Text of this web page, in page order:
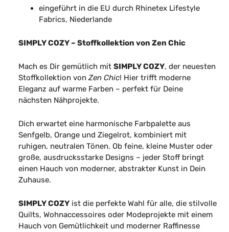
eingeführt in die EU durch Rhinetex Lifestyle
Fabrics, Niederlande
SIMPLY COZY – Stoffkollektion von Zen Chic
Mach es Dir gemütlich mit SIMPLY COZY, der neuesten
Stoffkollektion vonZen Chic! Hier trifft moderne
Eleganz auf warme Farben – perfekt für Deine
nächsten Nähprojekte.
Dich erwartet eine harmonische Farbpalette aus
Senfgelb, Orange und Ziegelrot, kombiniert mit
ruhigen, neutralen Tönen. Ob feine, kleine Muster oder
große, ausdrucksstarke Designs – jeder Stoff bringt
einen Hauch von moderner, abstrakter Kunst in Dein
Zuhause.
SIMPLY COZY ist die perfekte Wahl für alle, die stilvolle
Quilts, Wohnaccessoires oder Modeprojekte mit einem
Hauch von Gemütlichkeit und moderner Raffinesse